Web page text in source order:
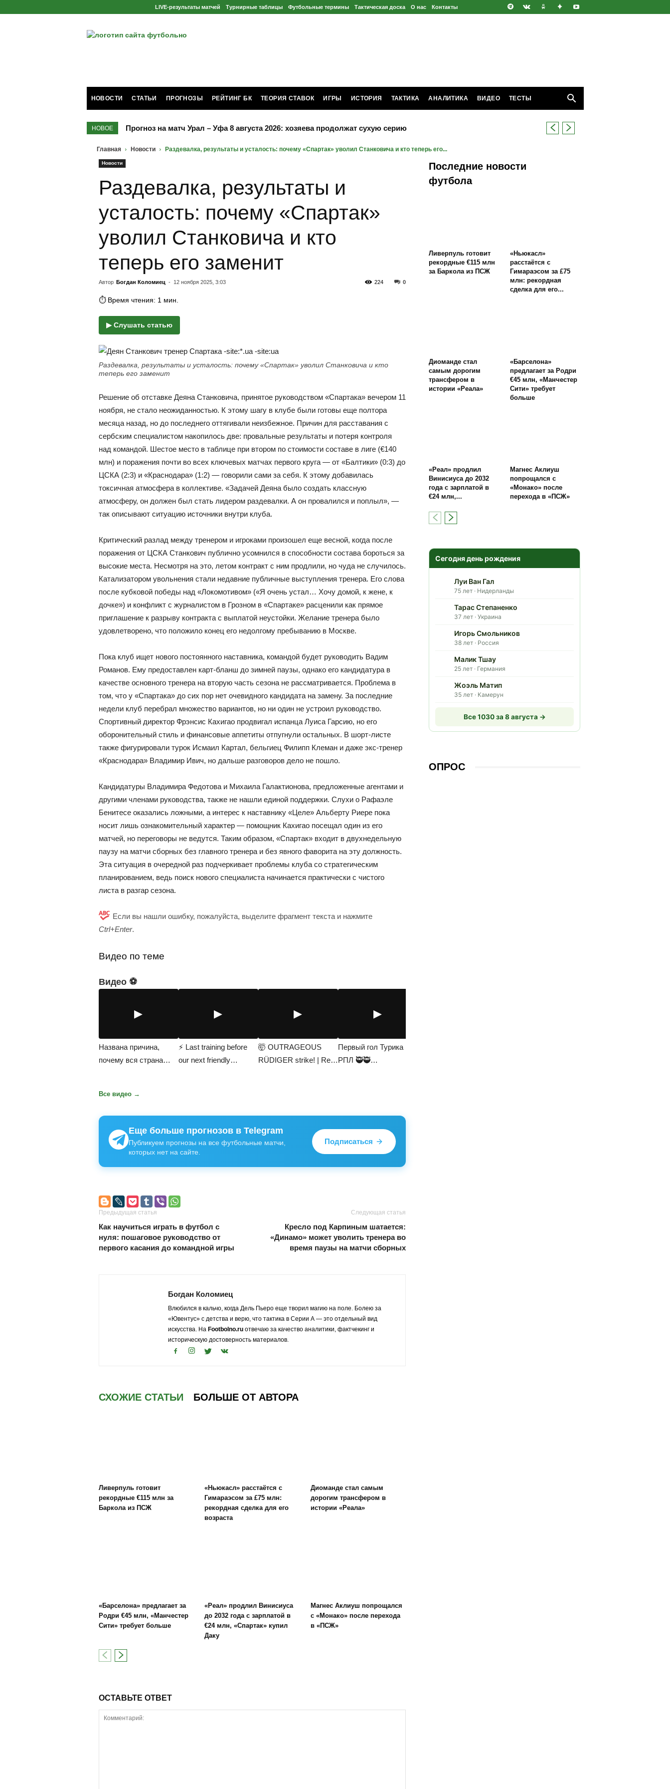
LIVE-результаты матчей Турнирные таблицы Футбольные термины Тактическая доска О нас Контакты
FOOTBOLNO.RU
НОВОСТИ СТАТЬИ ПРОГНОЗЫ РЕЙТИНГ БК ТЕОРИЯ СТАВОК ИГРЫ ИСТОРИЯ ТАКТИКА АНАЛИТИКА ВИДЕО ТЕСТЫ
НОВОЕ Прогноз на матч Урал – Уфа 8 августа 2026: хозяева продолжат сухую серию
Главная Новости Раздевалка, результаты и усталость: почему «Спартак» уволил Станковича и кто теперь его...
Новости
Раздевалка, результаты и
усталость: почему «Спартак»
уволил Станковича и кто
теперь его заменит
Автор Богдан Коломиец - 12 ноября 2025, 3:03 0
224
⏱ Время чтения: 1 мин.
▶ Слушать статью
Раздевалка, результаты и усталость: почему «Спартак» уволил Станковича и кто
теперь его заменит
Решение об отставке Деяна Станковича, принятое руководством «Спартака» вечером 11
ноября, не стало неожиданностью. К этому шагу в клубе были готовы еще полтора
месяца назад, но до последнего оттягивали неизбежное. Причин для расставания с
сербским специалистом накопилось две: провальные результаты и потеря контроля
над командой. Шестое место в таблице при втором по стоимости составе в лиге (€140
млн) и поражения почти во всех ключевых матчах первого круга — от «Балтики» (0:3) до
ЦСКА (2:3) и «Краснодара» (1:2) — говорили сами за себя. К этому добавилась
токсичная атмосфера в коллективе. «Задачей Деяна было создать классную
атмосферу, он должен был стать лидером раздевалки. А он провалился и поплыл», —
так описывают ситуацию источники внутри клуба.
Критический разлад между тренером и игроками произошел еще весной, когда после
поражения от ЦСКА Станкович публично усомнился в способности состава бороться за
высокие места. Несмотря на это, летом контракт с ним продлили, но чуда не случилось.
Катализатором увольнения стали недавние публичные выступления тренера. Его слова
после кубковой победы над «Локомотивом» («Я очень устал… Хочу домой, к жене, к
дочке») и конфликт с журналистом в Грозном в «Спартаке» расценили как прямое
приглашение к разрыву контракта с выплатой неустойки. Желание тренера было
удовлетворено, что положило конец его недолгому пребыванию в Москве.
Пока клуб ищет нового постоянного наставника, командой будет руководить Вадим
Романов. Ему предоставлен карт-бланш до зимней паузы, однако его кандидатура в
качестве основного тренера на вторую часть сезона не рассматривается. Проблема в
том, что у «Спартака» до сих пор нет очевидного кандидата на замену. За последние
недели клуб перебрал множество вариантов, но ни один не устроил руководство.
Спортивный директор Фрэнсис Кахигао продвигал испанца Луиса Гарсию, но его
оборонительный стиль и финансовые аппетиты отпугнули остальных. В шорт-листе
также фигурировали турок Исмаил Картал, бельгиец Филипп Клеман и даже экс-тренер
«Краснодара» Владимир Ивич, но дальше разговоров дело не пошло.
Кандидатуры Владимира Федотова и Михаила Галактионова, предложенные агентами и
другими членами руководства, также не нашли единой поддержки. Слухи о Рафаэле
Бенитесе оказались ложными, а интерес к наставнику «Целе» Альберту Риере пока
носит лишь ознакомительный характер — помощник Кахигао посещал один из его
матчей, но переговоры не ведутся. Таким образом, «Спартак» входит в двухнедельную
паузу на матчи сборных без главного тренера и без явного фаворита на эту должность.
Эта ситуация в очередной раз подчеркивает проблемы клуба со стратегическим
планированием, ведь поиск нового специалиста начинается практически с чистого
листа в разгар сезона.
Если вы нашли ошибку, пожалуйста, выделите фрагмент текста и нажмите
Ctrl+Enter.
Видео по теме
Видео ⚽
▶
Названа причина,
почему вся страна
▶
⚡ Last training before
our next friendly
▶
🤯 OUTRAGEOUS
RÜDIGER strike! | Real
▶
Первый гол Турика в
РПЛ 🥷🥷
Все видео →
Еще больше прогнозов в Telegram
Публикуем прогнозы на все футбольные матчи,
которых нет на сайте.
Подписаться
Предыдущая статья
Как научиться играть в футбол с
нуля: пошаговое руководство от
первого касания до командной игры
Следующая статья
Кресло под Карпиным шатается:
«Динамо» может уволить тренера во
время паузы на матчи сборных
Богдан Коломиец
Влюбился в кальчо, когда Дель Пьеро еще творил магию на поле. Болею за
«Ювентус» с детства и верю, что тактика в Серии А — это отдельный вид
искусства. На Footbolno.ruотвечаю за качество аналитики, фактчекинг и
историческую достоверность материалов.
СХОЖИЕ СТАТЬИ БОЛЬШЕ ОТ АВТОРА
Ливерпуль готовит
рекордные €115 млн за
Баркола из ПСЖ
«Ньюкасл» расстаётся с
Гимараэсом за £75 млн:
рекордная сделка для его
возраста
Диоманде стал самым
дорогим трансфером в
истории «Реала»
«Барселона» предлагает за
Родри €45 млн, «Манчестер
Сити» требует больше
«Реал» продлил Винисиуса
до 2032 года с зарплатой в
€24 млн, «Спартак» купил
Даку
Магнес Аклиуш попрощался
с «Монако» после перехода
в «ПСЖ»
ОСТАВЬТЕ ОТВЕТ
Последние новости
футбола
Ливерпуль готовит
рекордные €115 млн
за Баркола из ПСЖ
«Ньюкасл»
расстаётся с
Гимараэсом за £75
млн: рекордная
сделка для его...
Диоманде стал
самым дорогим
трансфером в
истории «Реала»
«Барселона»
предлагает за Родри
€45 млн, «Манчестер
Сити» требует
больше
«Реал» продлил
Винисиуса до 2032
года с зарплатой в
€24 млн,...
Магнес Аклиуш
попрощался с
«Монако» после
перехода в «ПСЖ»
Сегодня день рождения
Луи Ван Гал
75 лет · Нидерланды
Тарас Степаненко
37 лет · Украина
Игорь Смольников
38 лет · Россия
Малик Тшау
25 лет · Германия
Жоэль Матип
35 лет · Камерун
Все 1030 за 8 августа →
ОПРОС